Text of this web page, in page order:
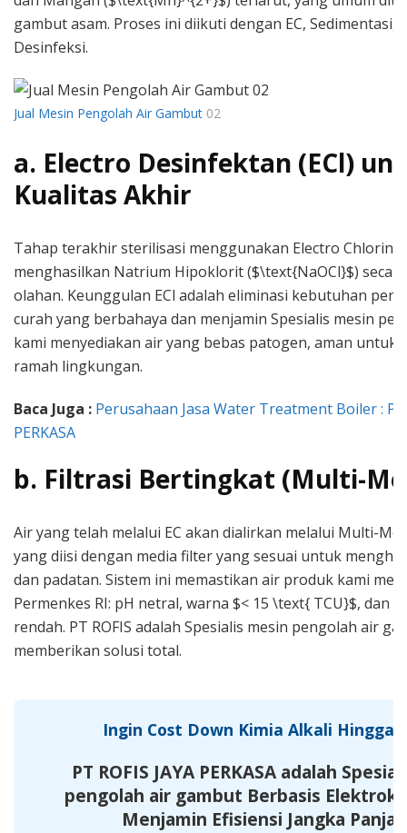
gambut asam. Proses ini diikuti dengan EC, Sedimentasi,
Desinfeksi.
Jual Mesin Pengolah Air Gambut 02
a. Electro Desinfektan (ECl)
Kualitas Akhir
Tahap terakhir sterilisasi menggunakan Electro
menghasilkan Natrium Hipoklorit ($\text{NaOCl}$)
olahan. Keunggulan ECl adalah eliminasi kebutuhan
curah yang berbahaya dan menjamin Spesialis mesin
kami menyediakan air yang bebas patogen, aman untuk
ramah lingkungan.
Baca Juga : Perusahaan Jasa Water Treatment Boiler : PT
PERKASA
b. Filtrasi Bertingkat (Multi-
Air yang telah melalui EC akan dialirkan melalui Multi-
yang diisi dengan media filter yang sesuai untuk
dan padatan. Sistem ini memastikan air produk kami
Permenkes RI: pH netral, warna $< 15 \text{ TCU}$, dan
rendah. PT ROFIS adalah Spesialis mesin pengolah air
memberikan solusi total.
Ingin Cost Down Kimia Alkali Hingga
PT ROFIS JAYA PERKASA adalah
pengolah air gambut Berbasis
Menjamin Efisiensi Jangka